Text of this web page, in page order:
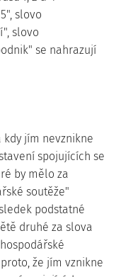
slovo
slovo
se nahrazují
kdy jím nevznikne
spojujících se
by mělo za
soutěže"
podstatné
druhé za slova
že jím vznikne